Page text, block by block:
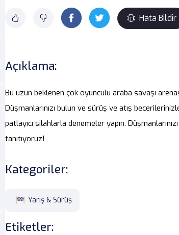
Hata Bildir
Açıklama:
Bu uzun beklenen çok oyunculu araba savaşı
Düşmanlarınızı bulun ve sürüş ve atış
patlayıcı silahlarla denemeler yapın.
tanıtıyoruz!
Kategoriler:
Yarış & Sürüş
Etiketler: